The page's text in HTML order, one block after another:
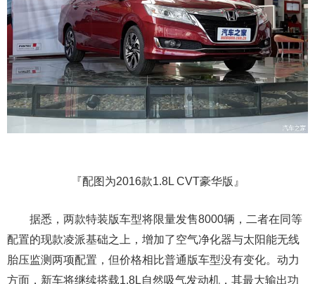
『配图为2016款1.8L CVT豪华版』
据悉，两款特装版车型将限量发售8000辆，二者在同等
配置的现款凌派基础之上，增加了空气净化器与太阳能无线
胎压监测两项配置，但价格相比普通版车型没有变化。动力
方面，新车将继续搭载1.8L自然吸气发动机，其最大输出功